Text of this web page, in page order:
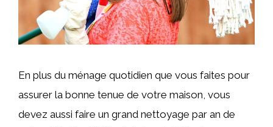
En plus du ménage quotidien que vous faites pour
assurer la bonne tenue de votre maison, vous
devez aussi faire un grand nettoyage par an de